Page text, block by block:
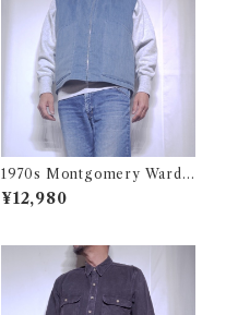
1970s Montgomery Ward
PUT TOGETHERS Nylon S
ki Vest / 70年代 モンゴメリー
¥12,980